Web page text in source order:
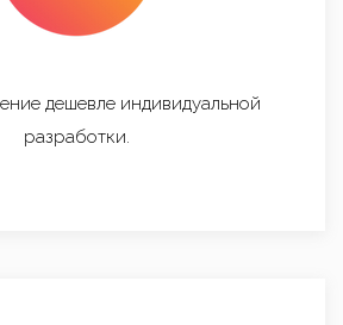
дешевле индивидуальной
разработки.